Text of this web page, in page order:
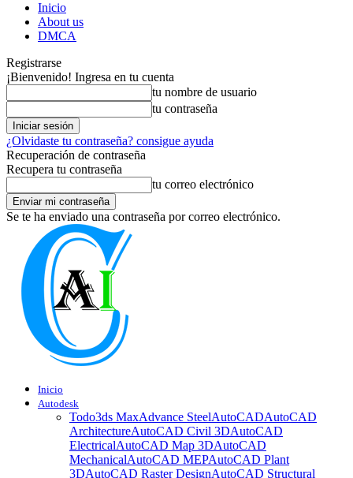
Inicio
About us
DMCA
Registrarse
¡Bienvenido! Ingresa en tu cuenta
tu nombre de usuario
tu contraseña
¿Olvidaste tu contraseña? consigue ayuda
Recuperación de contraseña
Recupera tu contraseña
tu correo electrónico
Se te ha enviado una contraseña por correo electrónico.
Inicio
Autodesk
Todo3ds MaxAdvance SteelAutoCADAutoCAD
ArchitectureAutoCAD Civil 3DAutoCAD
ElectricalAutoCAD Map 3DAutoCAD
MechanicalAutoCAD MEPAutoCAD Plant
3DAutoCAD Raster DesignAutoCAD Structural